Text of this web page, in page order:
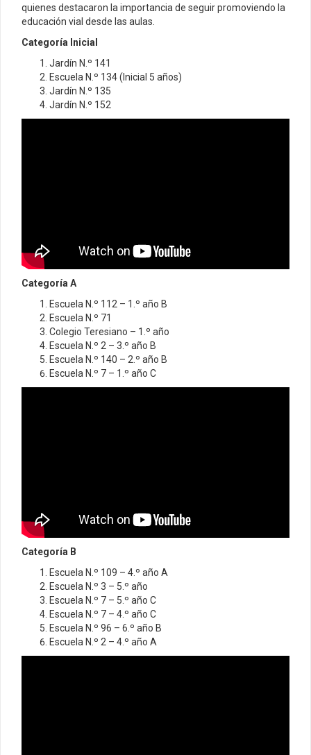
quienes destacaron la importancia de seguir promoviendo la
educación vial desde las aulas.
Categoría Inicial
Jardín N.º 141
Escuela N.º 134 (Inicial 5 años)
Jardín N.º 135
Jardín N.º 152
Categoría A
Escuela N.º 112 – 1.º año B
Escuela N.º 71
Colegio Teresiano – 1.º año
Escuela N.º 2 – 3.º año B
Escuela N.º 140 – 2.º año B
Escuela N.º 7 – 1.º año C
Categoría B
Escuela N.º 109 – 4.º año A
Escuela N.º 3 – 5.º año
Escuela N.º 7 – 5.º año C
Escuela N.º 7 – 4.º año C
Escuela N.º 96 – 6.º año B
Escuela N.º 2 – 4.º año A